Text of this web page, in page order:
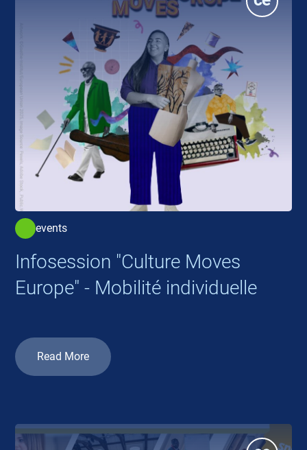
events
Infosession "Culture Moves
Europe" - Mobilité individuelle
Read More